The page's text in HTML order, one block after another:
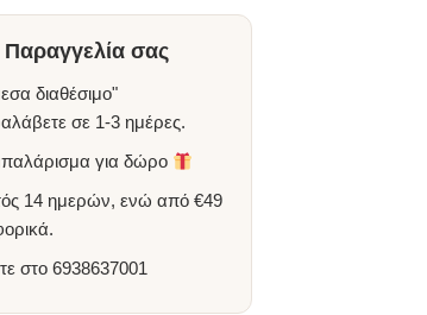
Παραγγελία σας
διαθέσιμο"
σε 1-3 ημέρες.
για δώρο
14 ημερών, ενώ από €49
στο 6938637001